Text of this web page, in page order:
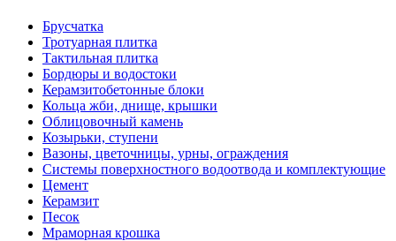
Брусчатка
Тротуарная плитка
Тактильная плитка
Бордюры и водостоки
Керамзитобетонные блоки
Кольца жби, днище, крышки
Облицовочный камень
Козырьки, ступени
Вазоны, цветочницы, урны, ограждения
Системы поверхностного водоотвода и комплектующие
Цемент
Керамзит
Песок
Мраморная крошка